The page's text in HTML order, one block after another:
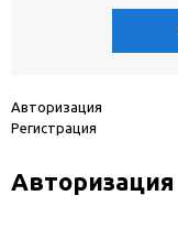
Авторизация
Регистрация
Авторизация